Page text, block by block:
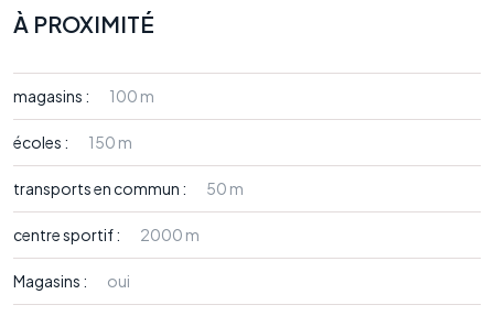
À PROXIMITÉ
magasins : 100 m
écoles : 150 m
transports en commun : 50 m
centre sportif : 2000 m
Magasins : oui